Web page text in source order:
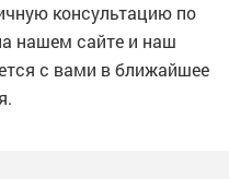
консультацию по
нашем сайте и наш
с вами в ближайшее